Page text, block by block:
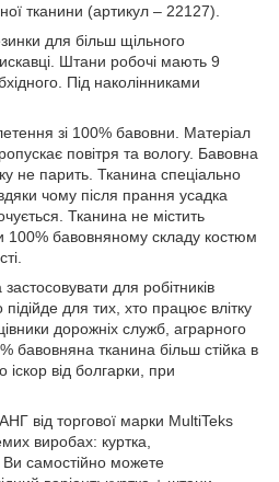
тканини (артикул – 22127).
для більш щільного
Штани робочі мають 9
Під наколінниками
зі 100% бавовни. Матеріал
повітря та вологу. Бавовна
не парить. Тканина спеціально
чому після прання усадка
Тканина не містить
100% бавовняному складу костюм
для робітників
для тих, хто працює влітку
дорожніх служб, аграрного
бавовняна тканина більш стійка в
іскор від болгарки, при
від торгової марки MultiTeks
виробах: куртка,
Ви самостійно можете